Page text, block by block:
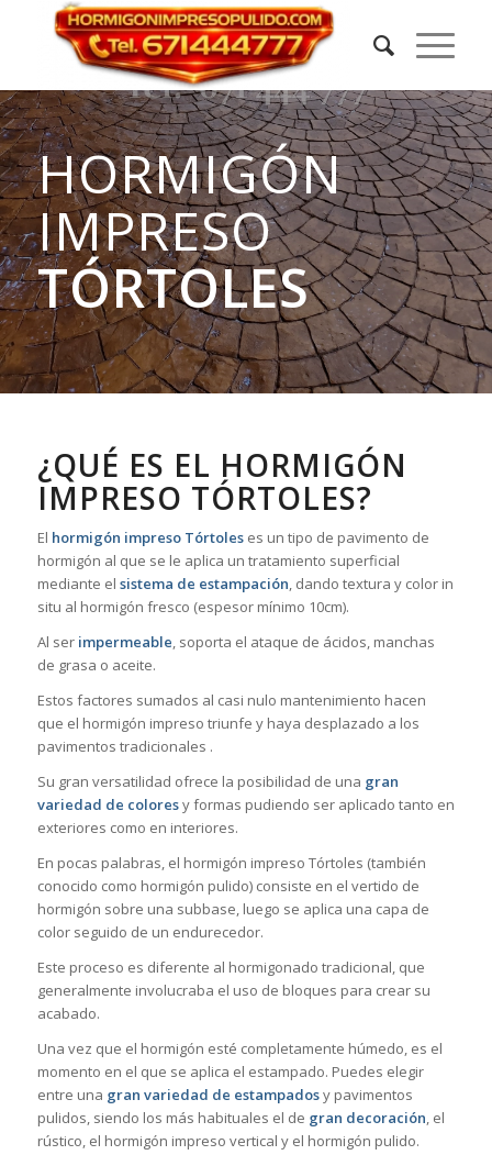
HORMIGÓN
IMPRESO
TÓRTOLES
¿QUÉ ES EL HORMIGÓN
IMPRESO TÓRTOLES?
El hormigón impreso Tórtoleses un tipo de pavimento de
hormigón al que se le aplica un tratamiento superficial
mediante el sistema de estampación, dando textura y color in
situ al hormigón fresco (espesor mínimo 10cm).
Al ser impermeable, soporta el ataque de ácidos, manchas
de grasa o aceite.
Estos factores sumados al casi nulo mantenimiento hacen
que el hormigón impreso triunfe y haya desplazado a los
pavimentos tradicionales .
Su gran versatilidad ofrece la posibilidad de una gran
variedad de coloresy formas pudiendo ser aplicado tanto en
exteriores como en interiores.
En pocas palabras, el hormigón impreso Tórtoles (también
conocido como hormigón pulido) consiste en el vertido de
hormigón sobre una subbase, luego se aplica una capa de
color seguido de un endurecedor.
Este proceso es diferente al hormigonado tradicional, que
generalmente involucraba el uso de bloques para crear su
acabado.
Una vez que el hormigón esté completamente húmedo, es el
momento en el que se aplica el estampado. Puedes elegir
entre una gran variedad de estampadosy pavimentos
pulidos, siendo los más habituales el de gran decoración, el
rústico, el hormigón impreso vertical y el hormigón pulido.